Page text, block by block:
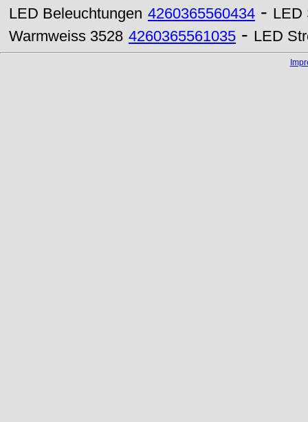
LED Beleuchtungen 4260365560434 - LED
Warmweiss 3528 4260365561035 - LED